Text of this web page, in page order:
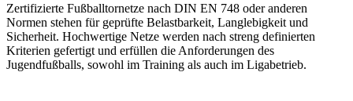
Zertifizierte Fußballtornetze nach DIN EN 748 oder anderen
Normen stehen für geprüfte Belastbarkeit, Langlebigkeit und
Sicherheit. Hochwertige Netze werden nach streng definierten
Kriterien gefertigt und erfüllen die Anforderungen des
Jugendfußballs, sowohl im Training als auch im Ligabetrieb.